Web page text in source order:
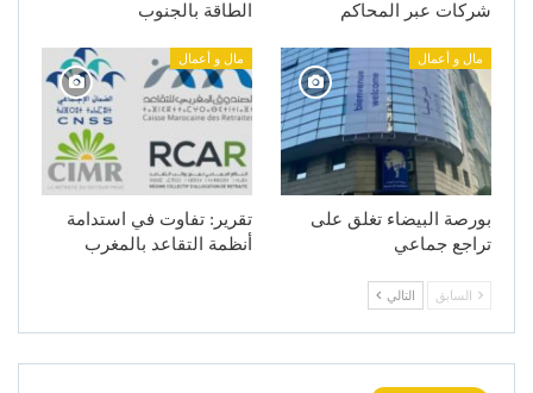
شركات عبر المحاكم
الطاقة بالجنوب
مال و أعمال
بورصة البيضاء تغلق على
تراجع جماعي
مال و أعمال
تقرير: تفاوت في استدامة
أنظمة التقاعد بالمغرب
السابق التالي